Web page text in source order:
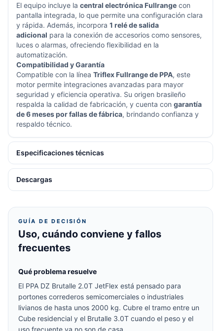
El equipo incluye la central electrónica Fullrange con
pantalla integrada, lo que permite una configuración clara
y rápida. Además, incorpora 1 relé de salida
adicional para la conexión de accesorios como sensores,
luces o alarmas, ofreciendo flexibilidad en la
automatización.
Compatibilidad y Garantía
Compatible con la línea Triflex Fullrange de PPA, este
motor permite integraciones avanzadas para mayor
seguridad y eficiencia operativa. Su origen brasileño
respalda la calidad de fabricación, y cuenta con garantía
de 6 meses por fallas de fábrica, brindando confianza y
respaldo técnico.
Especificaciones técnicas
Descargas
GUÍA DE DECISIÓN
Uso, cuándo conviene y fallos
frecuentes
Qué problema resuelve
El PPA DZ Brutalle 2.0T JetFlex está pensado para
portones correderos semicomerciales o industriales
livianos de hasta unos 2000 kg. Cubre el tramo entre un
Cube residencial y el Brutalle 3.0T cuando el peso y el
uso frecuente ya no son de casa.